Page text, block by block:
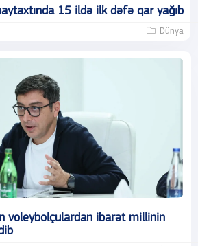
15 ildə ilk dəfə qar yağıb
Dünya
voleybolçulardan ibarət millinin